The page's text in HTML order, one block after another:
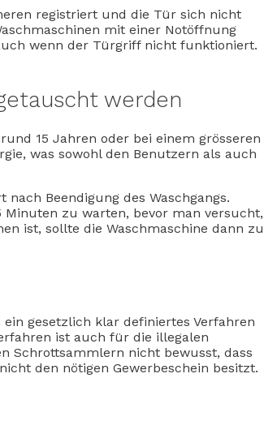
registriert und die Tür sich nicht
mit einer Notöffnung
wenn der Türgriff nicht funktioniert.
werden
15 Jahren oder bei einem grösseren
was sowohl den Benutzern als auch
Beendigung des Waschgangs.
Minuten zu warten, bevor man versucht,
ist, sollte die Waschmaschine dann zu
gesetzlich klar definiertes Verfahren
ist auch für die illegalen
Schrottsammlern nicht bewusst, dass
den nötigen Gewerbeschein besitzt.